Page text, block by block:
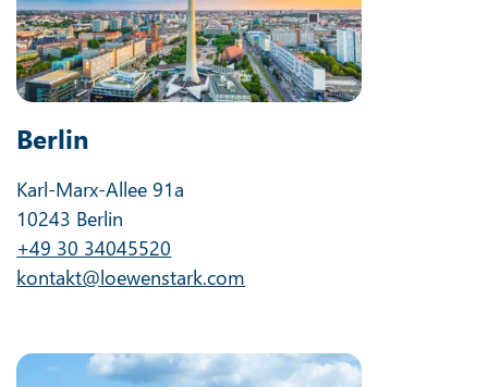
Berlin
Karl-Marx-Allee 91a
10243 Berlin
+49 30 34045520
kontakt@loewenstark.com